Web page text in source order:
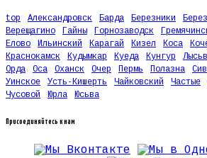
top Александровск Барда Березники
Верещагино
Гайны Горнозаводск
Елово
Ильинский Карагай Кизел Коса
Краснокамск
Кудымкар Куеда Кунгур
Орда
Оса Оханск Очер Пермь Полазна
Уинское
Усть-Кишерть Чайковский Частые
Чусовой
Юрла Юсьва
Присоединяйтесь к нам